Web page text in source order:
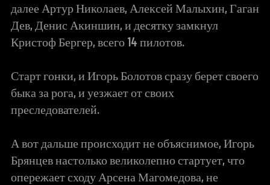
далее Артур Николаев, Алексей Малыхин, Гаган
Дев, Денис Акиншин, и десятку замкнул
Кристоф Бергер, всего 14 пилотов.
Старт гонки, и Игорь Болотов сразу берет своего
быка за рога, и уезжает от своих
преследователей.
А вот дальше происходит не объяснимое, Игорь
Брянцев настолько великолепно стартует, что
опережает сходу Арсена Магомедова, не